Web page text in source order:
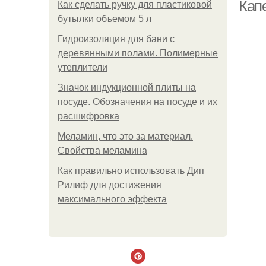
Как сделать ручку для пластиковой
бутылки объемом 5 л
Гидроизоляция для бани с
деревянными полами. Полимерные
утеплители
Значок индукционной плиты на
посуде. Обозначения на посуде и их
расшифровка
Меламин, что это за материал.
Свойства меламина
Как правильно использовать Дип
Рилиф для достижения
максимального эффекта